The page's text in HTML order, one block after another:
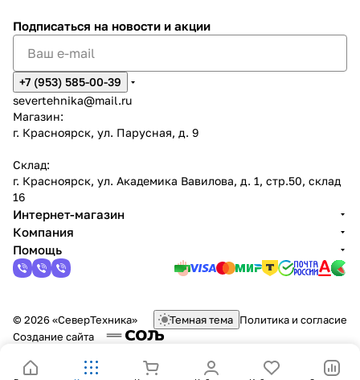
Подписаться на новости и акции
+7 (953) 585-00-39
severtehnika@mail.ru
Магазин:
г. Красноярск, ул. Парусная, д. 9
Склад:
г. Красноярск, ул. Академика Вавилова, д. 1, стр.50, склад
16
Интернет-магазин
Компания
Помощь
© 2026 «СеверТехника» Темная тема Политика и согласие
Создание сайта